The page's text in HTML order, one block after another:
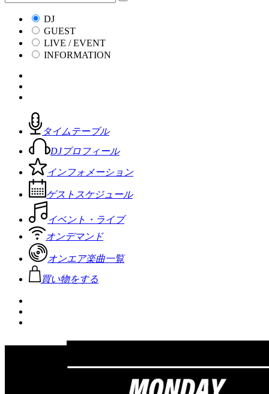
DJ
GUEST
LIVE / EVENT
INFORMATION
タイムテーブル
DJプロフィール
インフォメーション
ゲストスケジュール
イベント・ライブ
オンデマンド
オンエア楽曲一覧
買い物をする